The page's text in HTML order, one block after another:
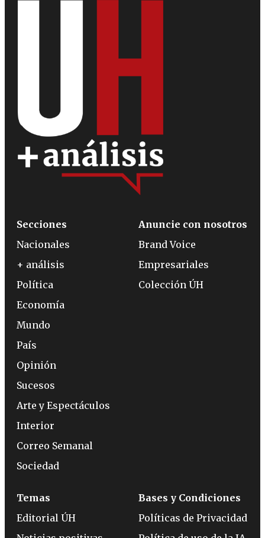
Secciones
Nacionales
+ análisis
Política
Economía
Mundo
País
Opinión
Sucesos
Arte y Espectáculos
Interior
Correo Semanal
Sociedad
Anuncie con nosotros
Brand Voice
Empresariales
Colección ÚH
Temas
Editorial ÚH
Bases y Condiciones
Políticas de Privacidad